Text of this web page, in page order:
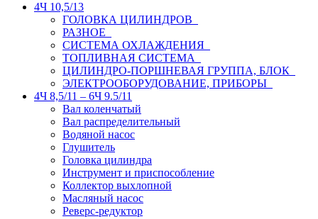
4Ч 10,5/13
ГОЛОВКА ЦИЛИНДРОВ
РАЗНОЕ
СИСТЕМА ОХЛАЖДЕНИЯ
ТОПЛИВНАЯ СИСТЕМА
ЦИЛИНДРО-ПОРШНЕВАЯ ГРУППА, БЛОК
ЭЛЕКТРООБОРУДОВАНИЕ, ПРИБОРЫ
4Ч 8,5/11 – 6Ч 9.5/11
Вал коленчатый
Вал распределительный
Водяной насос
Глушитель
Головка цилиндра
Инструмент и приспособление
Коллектор выхлопной
Масляный насос
Реверс-редуктор